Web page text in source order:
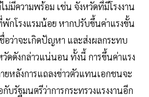
ม่มีความพร้อม เช่น จังหวัดที่มีโรงงาน
กโรงแรมน้อย หากปรับขึ้นค่าแรงขั้น
อว่าจะเกิดปัญหา และส่งผลกระทบ
ดดังกล่าวแน่นอน ทั้งนี้ การขึ้นค่าแรง
ยหลังการแถลงข่าวตัวแทนเอกชนจะ
บรัฐมนตรีว่าการกระทรวงแรงงานอีก